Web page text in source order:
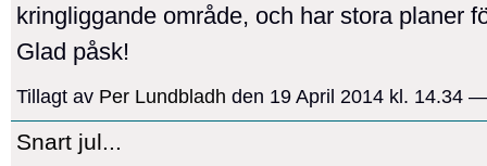
kringliggande område, och har stora planer
Glad påsk!
Tillagt av Per Lundbladh den 19 April 2014 kl. 14.34
Snart jul...